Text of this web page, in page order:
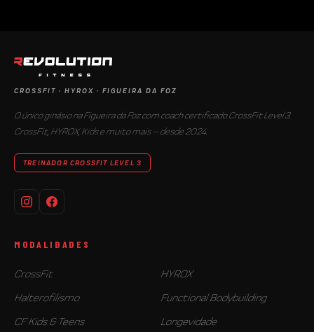
CROSSFIT · HYROX · FIGUEIRA DA FOZ
O único ginásio na Figueira da Foz com coach certificado CrossFit Level 3.
CrossFit, HYROX, Kids e muito mais — desde 2024.
TREINADOR CROSSFIT LEVEL 3
MODALIDADES
CrossFit
HYROX
Halterofilismo
Functional Bodybuilding
CF Kids & Teens
Longevidade